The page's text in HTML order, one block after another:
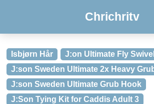
Chrichritv
Isbjørn Hår
J:on Ultimate Fly Swivel
J:son Sweden Ultimate 2x Heavy
J:son Sweden Ultimate Grub Hook
J:Son Tying Kit for Caddis Adult 3